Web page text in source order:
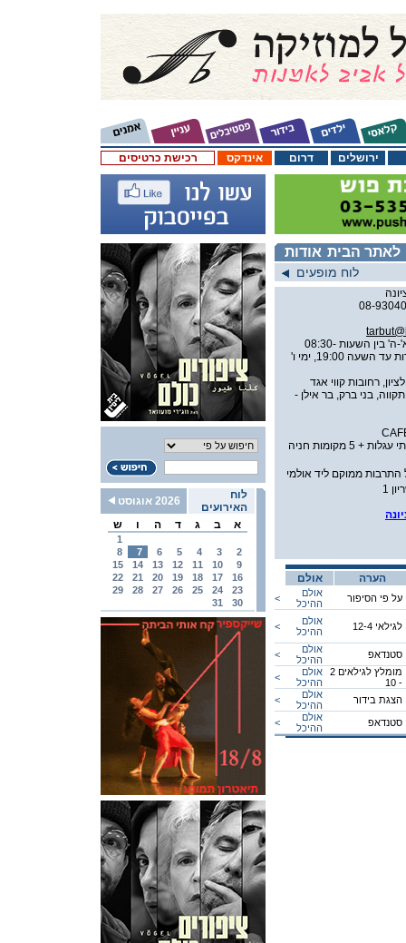
רכישת כרטיסים אינדקס דרום ירושלים
לוח
האירועים
2026 אוגוסט
א
ב ג ד ה ו ש
1
2
3
4
5
6
7
8
9
10
11
12
13
14
15
16
17
18
19
20
21
22
23
24
25
26
27
28
29
30
31
אודות לאתר הבית
לוח מופעים
ימים א'-ה' בין השעות 08:30-
21:00, כשאין מופע יינתן שירות עד השעה 19:00, ימי ו'
רחובות קווי אגד
274 מפתח תקווה, בני ברק, בר אילן -
במת נכים לשתי עגלות + 5 מקומות חניה
היכל התרבות ממוקם ליד אולמי
1
אולם הערה
<
אולם
ההיכל
על פי הסיפור
<
אולם
ההיכל
לגילאי 12-4
<
אולם
ההיכל
סטנדאפ
<
אולם
ההיכל
מומלץ לגילאים 2
- 10
<
אולם
ההיכל
הצגת בידור
<
אולם
ההיכל
סטנדאפ